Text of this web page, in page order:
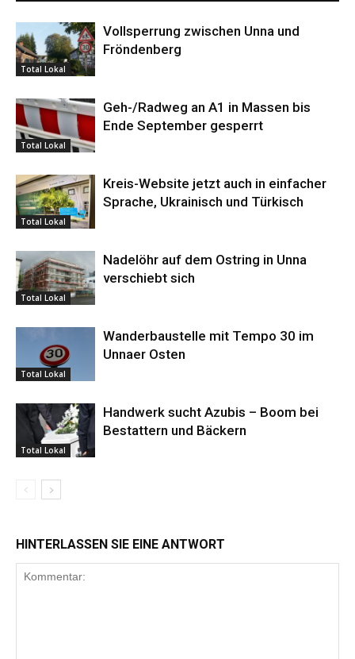
Total Lokal
Vollsperrung zwischen Unna und
Fröndenberg
Total Lokal
Geh-/Radweg an A1 in Massen bis
Ende September gesperrt
Total Lokal
Kreis-Website jetzt auch in einfacher
Sprache, Ukrainisch und Türkisch
Total Lokal
Nadelöhr auf dem Ostring in Unna
verschiebt sich
Total Lokal
Wanderbaustelle mit Tempo 30 im
Unnaer Osten
Total Lokal
Handwerk sucht Azubis – Boom bei
Bestattern und Bäckern
HINTERLASSEN SIE EINE ANTWORT